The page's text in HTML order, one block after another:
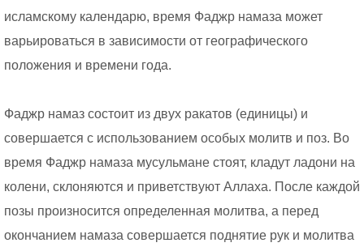
исламскому календарю, время Фаджр намаза может
варьироваться в зависимости от географического
положения и времени года.
Фаджр намаз состоит из двух ракатов (единицы) и
совершается с использованием особых молитв и поз. Во
время Фаджр намаза мусульмане стоят, кладут ладони на
колени, склоняются и приветствуют Аллаха. После каждой
позы произносится определенная молитва, а перед
окончанием намаза совершается поднятие рук и молитва